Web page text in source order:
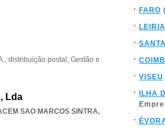
distribuição postal, Gestão e
Lda
SAO MARCOS SINTRA,
FARO
LEIRIA
VISEU
ILHA